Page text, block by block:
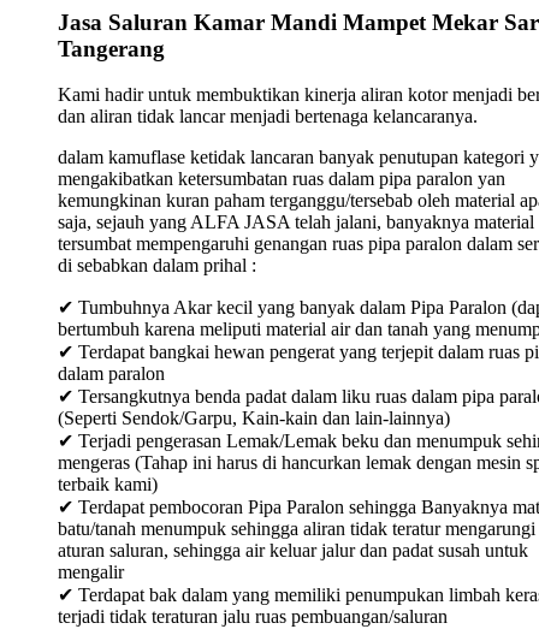
Jasa Saluran Kamar Mandi Mampet Mekar
Tangerang
Kami hadir untuk membuktikan kinerja aliran kotor menjadi
dan aliran tidak lancar menjadi bertenaga kelancaranya.
dalam kamuflase ketidak lancaran banyak penutupan kategori
mengakibatkan ketersumbatan ruas dalam pipa paralon yan
kemungkinan kuran paham terganggu/tersebab oleh material
saja, sejauh yang ALFA JASA telah jalani, banyaknya material
tersumbat mempengaruhi genangan ruas pipa paralon dalam
di sebabkan dalam prihal :
✔ Tumbuhnya Akar kecil yang banyak dalam Pipa Paralon
bertumbuh karena meliputi material air dan tanah yang
✔ Terdapat bangkai hewan pengerat yang terjepit dalam ruas
dalam paralon
✔ Tersangkutnya benda padat dalam liku ruas dalam pipa
(Seperti Sendok/Garpu, Kain-kain dan lain-lainnya)
✔ Terjadi pengerasan Lemak/Lemak beku dan menumpuk
mengeras (Tahap ini harus di hancurkan lemak dengan mesin
terbaik kami)
✔ Terdapat pembocoran Pipa Paralon sehingga Banyaknya
batu/tanah menumpuk sehingga aliran tidak teratur mengarungi
aturan saluran, sehingga air keluar jalur dan padat susah untuk
mengalir
✔ Terdapat bak dalam yang memiliki penumpukan limbah
terjadi tidak teraturan jalu ruas pembuangan/saluran